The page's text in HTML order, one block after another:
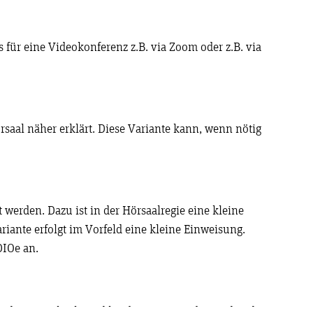
eine Videokonferenz z.B. via Zoom oder z.B. via
näher erklärt. Diese Variante kann, wenn nötig
Dazu ist in der Hörsaalregie eine kleine
erfolgt im Vorfeld eine kleine Einweisung.
an.